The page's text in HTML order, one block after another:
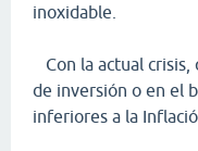
inoxidable.
Con la actual
de inversión o en el
inferiores a la